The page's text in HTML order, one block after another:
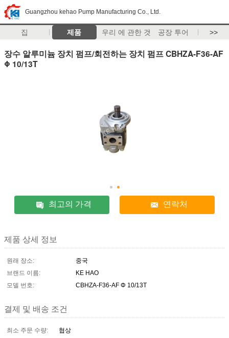
Guangzhou kehao Pump Manufacturing Co., Ltd.
집 제품 우리 에 관한 것 공장 투어 >>
장수 알루미늄 장치 펌프/회전하는 장치 펌프 CBHZA-F36-AF
Φ 10/13T
최고의 가격 연락처
제품 상세 정보
원래 장소:
중국
브랜드 이름:
KE HAO
모델 번호:
CBHZA-F36-AF Φ 10/13T
결제 및 배송 조건
최소 주문 수량:
협상